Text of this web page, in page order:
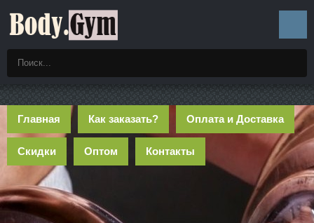
Главная Как заказать? Оплата и Доставка
Скидки Оптом Контакты